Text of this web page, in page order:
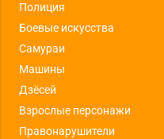
Полиция
Боевые искусства
Самураи
Машины
Дзёсей
Взрослые персонажи
Правонарушители